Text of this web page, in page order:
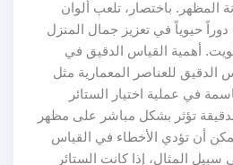
باختصار، تلعب ألوان
حيوياً في تعزيز جمال المنزل
أهمية القياس الدقيق في
الدقيق للعناصر المعمارية مثل
في عملية اختيار الستائر
تؤثر بشكل مباشر على مظهر
أن تؤدي الأخطاء في القياس
المثال، إذا كانت الستائر